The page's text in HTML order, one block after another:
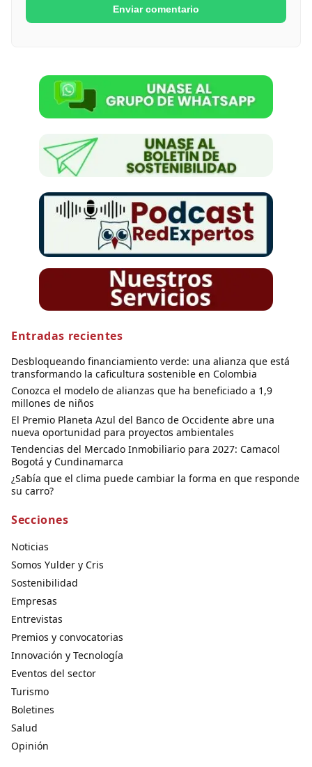
Entradas recientes
Desbloqueando financiamiento verde: una alianza que está
transformando la caficultura sostenible en Colombia
Conozca el modelo de alianzas que ha beneficiado a 1,9
millones de niños
El Premio Planeta Azul del Banco de Occidente abre una
nueva oportunidad para proyectos ambientales
Tendencias del Mercado Inmobiliario para 2027: Camacol
Bogotá y Cundinamarca
¿Sabía que el clima puede cambiar la forma en que responde
su carro?
Secciones
Noticias
Somos Yulder y Cris
Sostenibilidad
Empresas
Entrevistas
Premios y convocatorias
Innovación y Tecnología
Eventos del sector
Turismo
Boletines
Salud
Opinión